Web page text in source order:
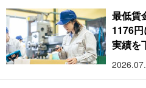
最低賃
1176
実績を